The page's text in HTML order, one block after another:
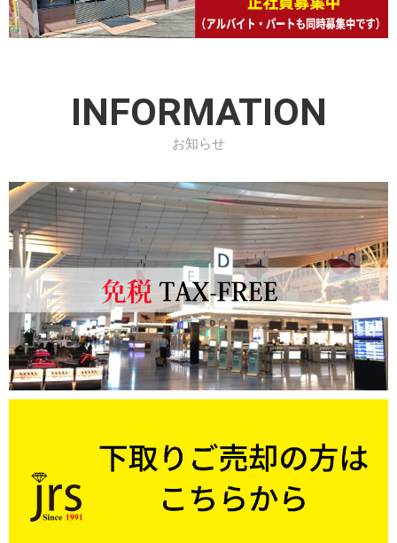
INFORMATION
お知らせ